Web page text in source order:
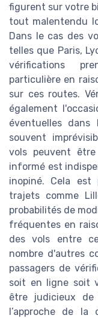
figurent sur votre
tout malentendu
Dans le cas des
telles que Paris,
vérifications
particulière en
sur ces routes.
également
éventuelles
souvent
vols peuvent
informé est
inopiné. Cela est
trajets comme
probabilités de
fréquentes en
des vols entre
nombre d'autres
passagers de
soit en ligne soit
être judicieux
l’approche de